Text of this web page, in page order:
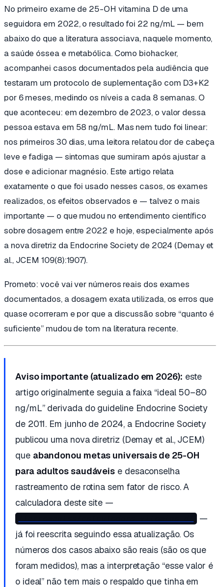
No primeiro exame de 25-OH vitamina D de uma
seguidora em 2022, o resultado foi 22 ng/mL — bem
abaixo do que a literatura associava, naquele momento,
a saúde óssea e metabólica. Como biohacker,
acompanhei casos documentados pela audiência que
testaram um protocolo de suplementação com D3+K2
por 6 meses, medindo os níveis a cada 8 semanas. O
que aconteceu: em dezembro de 2023, o valor dessa
pessoa estava em 58 ng/mL. Mas nem tudo foi linear:
nos primeiros 30 dias, uma leitora relatou dor de cabeça
leve e fadiga — sintomas que sumiram após ajustar a
dose e adicionar magnésio. Este artigo relata
exatamente o que foi usado nesses casos, os exames
realizados, os efeitos observados e — talvez o mais
importante — o que mudou no entendimento científico
sobre dosagem entre 2022 e hoje, especialmente após
a nova diretriz da Endocrine Society de 2024 (Demay et
al., JCEM 109(8):1907).
Prometo: você vai ver números reais dos exames
documentados, a dosagem exata utilizada, os erros que
quase ocorreram e por que a discussão sobre “quanto é
suficiente” mudou de tom na literatura recente.
Aviso importante (atualizado em 2026): este
artigo originalmente seguia a faixa “ideal 50–80
ng/mL” derivada do guideline Endocrine Society
de 2011. Em junho de 2024, a Endocrine Society
publicou uma nova diretriz (Demay et al., JCEM)
que abandonou metas universais de 25-OH
para adultos saudáveis e desaconselha
rastreamento de rotina sem fator de risco. A
calculadora deste site —
—
já foi reescrita seguindo essa atualização. Os
números dos casos abaixo são reais (são os que
foram medidos), mas a interpretação “esse valor é
o ideal” não tem mais o respaldo que tinha em